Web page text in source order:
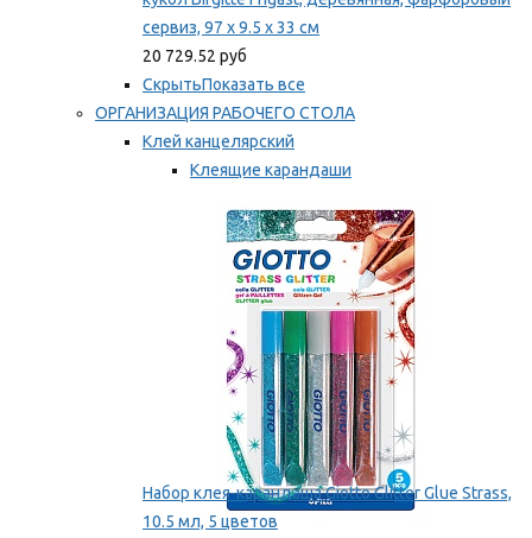
сервиз, 97 x 9.5 x 33 см
20 729.52 руб
СкрытьПоказать все
ОРГАНИЗАЦИЯ РАБОЧЕГО СТОЛА
Клей канцелярский
Клеящие карандаши
Мы рекомендуем
Набор клея-карандаша Giotto Glitter Glue Strass,
10.5 мл, 5 цветов